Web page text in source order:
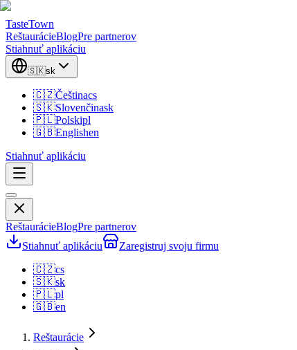
TasteTown
ReštaurácieBlogPre partnerov
Stiahnuť aplikáciu
🇸🇰sk
🇨🇿Češtinacs
🇸🇰Slovenčinask
🇵🇱Polskipl
🇬🇧Englishen
Stiahnuť aplikáciu
ReštaurácieBlogPre partnerov
Stiahnuť aplikáciu
Zaregistruj svoju firmu
🇨🇿cs
🇸🇰sk
🇵🇱pl
🇬🇧en
Reštaurácie